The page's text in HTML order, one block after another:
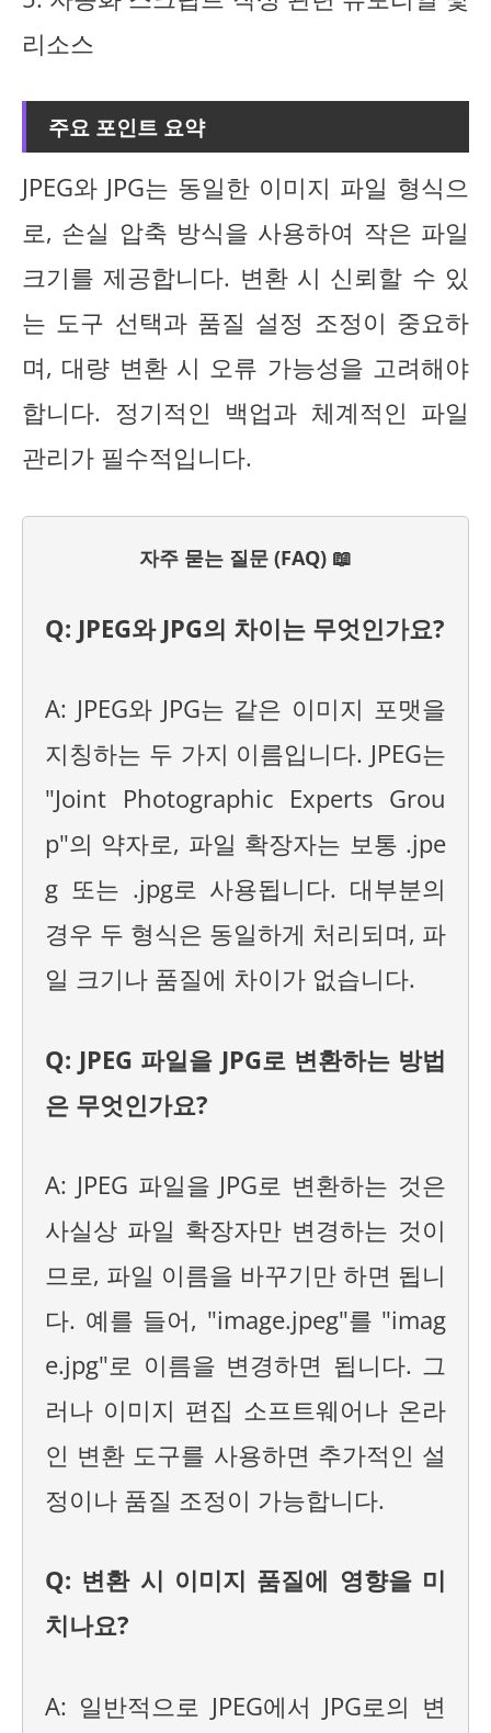
리소스
주요 포인트 요약
JPEG와 JPG는 동일한 이미지 파일 형식으
로, 손실 압축 방식을 사용하여 작은 파일
크기를 제공합니다. 변환 시 신뢰할 수 있
는 도구 선택과 품질 설정 조정이 중요하
며, 대량 변환 시 오류 가능성을 고려해야
합니다. 정기적인 백업과 체계적인 파일
관리가 필수적입니다.
자주 묻는 질문 (FAQ) 📖
Q: JPEG와 JPG의 차이는 무엇인가요?
A: JPEG와 JPG는 같은 이미지 포맷을
지칭하는 두 가지 이름입니다. JPEG는
"Joint Photographic Experts Grou
p"의 약자로, 파일 확장자는 보통 .jpe
g 또는 .jpg로 사용됩니다. 대부분의
경우 두 형식은 동일하게 처리되며, 파
일 크기나 품질에 차이가 없습니다.
Q: JPEG 파일을 JPG로 변환하는 방법
은 무엇인가요?
A: JPEG 파일을 JPG로 변환하는 것은
사실상 파일 확장자만 변경하는 것이
므로, 파일 이름을 바꾸기만 하면 됩니
다. 예를 들어, "image.jpeg"를 "imag
e.jpg"로 이름을 변경하면 됩니다. 그
러나 이미지 편집 소프트웨어나 온라
인 변환 도구를 사용하면 추가적인 설
정이나 품질 조정이 가능합니다.
Q: 변환 시 이미지 품질에 영향을 미
치나요?
A: 일반적으로 JPEG에서 JPG로의 변